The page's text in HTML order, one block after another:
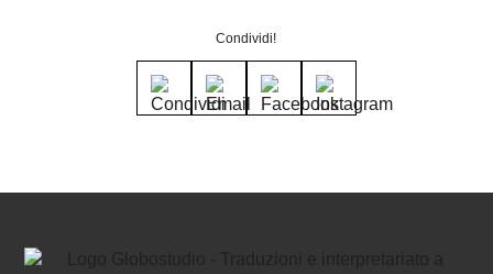
Condividi!